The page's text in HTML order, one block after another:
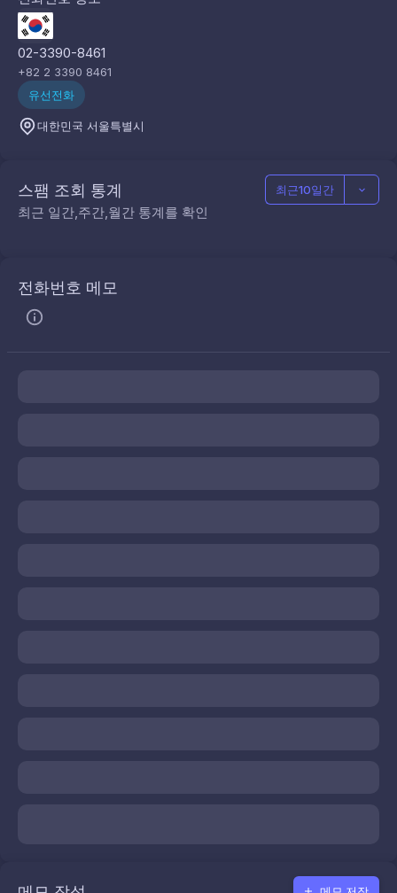
02-3390-8461
+82 2 3390 8461
유선전화
대한민국 서울특별시
스팸 조회 통계
최근 일간,주간,월간 통계를 확인
최근10일간
전화번호 메모